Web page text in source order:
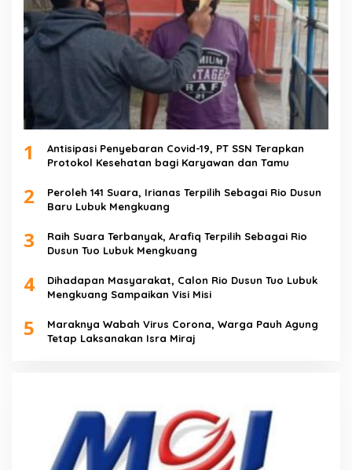
1
Antisipasi Penyebaran Covid-19, PT SSN Terapkan
Protokol Kesehatan bagi Karyawan dan Tamu
2
Peroleh 141 Suara, Irianas Terpilih Sebagai Rio Dusun
Baru Lubuk Mengkuang
3
Raih Suara Terbanyak, Arafiq Terpilih Sebagai Rio
Dusun Tuo Lubuk Mengkuang
4
Dihadapan Masyarakat, Calon Rio Dusun Tuo Lubuk
Mengkuang Sampaikan Visi Misi
5
Maraknya Wabah Virus Corona, Warga Pauh Agung
Tetap Laksanakan Isra Miraj